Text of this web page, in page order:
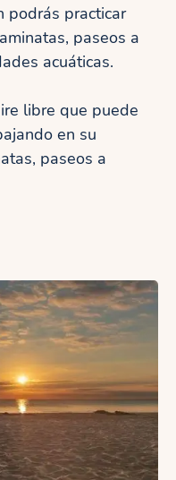
podrás practicar
paseos a
acuáticas.
libre que puede
en su
paseos a